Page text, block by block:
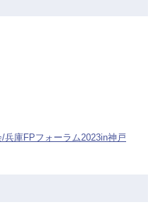
庫FPフォーラム2023in神戸